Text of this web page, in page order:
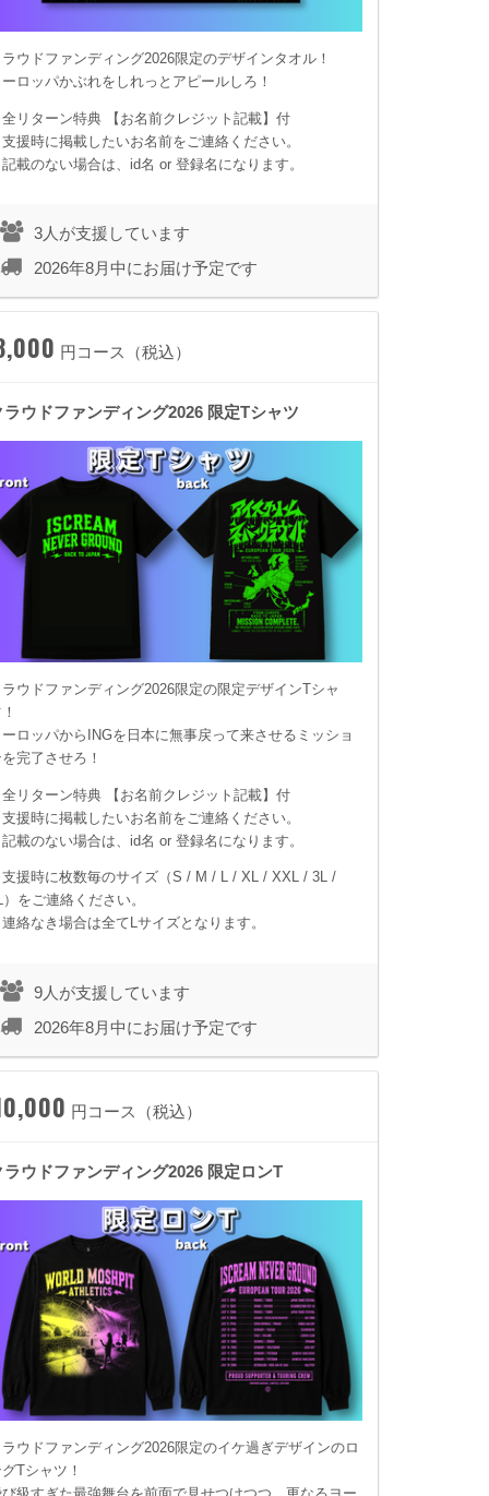
ウドファンディング2026限定のデザインタオル！
ロッパかぶれをしれっとアピールしろ！
リターン特典 【お名前クレジット記載】付
援時に掲載したいお名前をご連絡ください。
載のない場合は、id名 or 登録名になります。
3人が支援しています
2026年8月中にお届け予定です
円コース（税込）
ラウドファンディング2026 限定Tシャツ
ウドファンディング2026限定の限定デザインTシャ
ロッパからINGを日本に無事戻って来させるミッショ
完了させろ！
リターン特典 【お名前クレジット記載】付
援時に掲載したいお名前をご連絡ください。
載のない場合は、id名 or 登録名になります。
援時に枚数毎のサイズ（S / M / L / XL / XXL / 3L /
）をご連絡ください。
絡なき場合は全てLサイズとなります。
9人が支援しています
2026年8月中にお届け予定です
円コース（税込）
ラウドファンディング2026 限定ロンT
ウドファンディング2026限定のイケ過ぎデザインのロ
Tシャツ！